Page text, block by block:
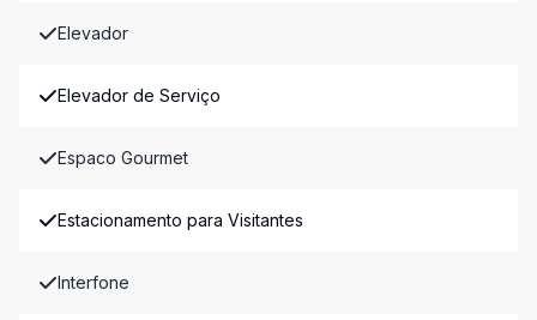
Elevador
Elevador de Serviço
Espaco Gourmet
Estacionamento para Visitantes
Interfone